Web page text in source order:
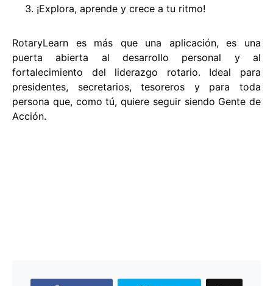
¡Explora, aprende y crece a tu ritmo!
RotaryLearn es más que una aplicación, es una
puerta abierta al desarrollo personal y al
fortalecimiento del liderazgo rotario. Ideal para
presidentes, secretarios, tesoreros y para toda
persona que, como tú, quiere seguir siendo Gente de
Acción.